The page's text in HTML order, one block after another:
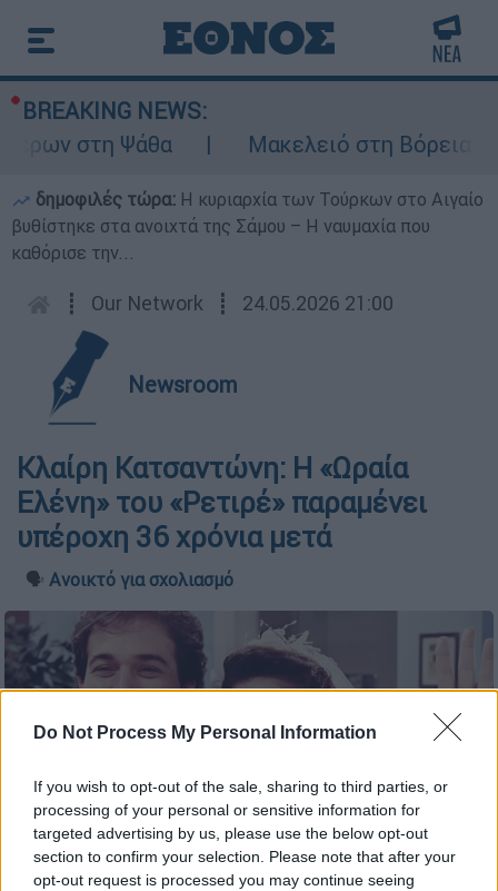
Do Not Process My Personal Information
If you wish to opt-out of the sale, sharing to third parties, or
processing of your personal or sensitive information for
targeted advertising by us, please use the below opt-out
section to confirm your selection. Please note that after your
opt-out request is processed you may continue seeing
BREAKING NEWS:
στη Ψάθα
Μακελειό στη Βόρεια
δημοφιλές τώρα: Η κυριαρχία των Τούρκων στο Αιγαίο
βυθίστηκε στα ανοιχτά της Σάμου – Η ναυμαχία που
καθόρισε την...
┋ Our Network ┋ 24.05.2026 21:00
Newsroom
Κλαίρη Κατσαντώνη: H «Ωραία
Ελένη» του «Ρετιρέ» παραμένει
υπέροχη 36 χρόνια μετά
🗣️ Ανοικτό για σχολιασμό